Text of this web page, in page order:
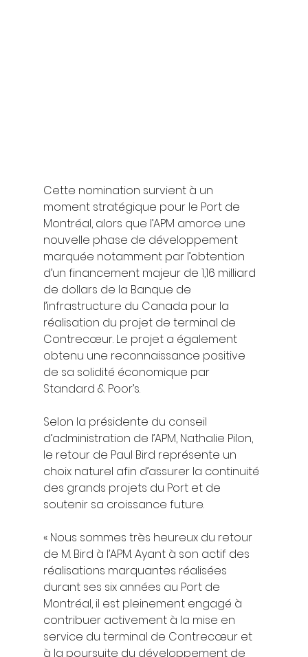
Cette nomination survient à un
moment stratégique pour le Port de
Montréal, alors que l’APM amorce une
nouvelle phase de développement
marquée notamment par l’obtention
d’un financement majeur de 1,16 milliard
de dollars de la Banque de
l’infrastructure du Canada pour la
réalisation du projet de terminal de
Contrecœur. Le projet a également
obtenu une reconnaissance positive
de sa solidité économique par
Standard & Poor’s.
Selon la présidente du conseil
d’administration de l’APM, Nathalie Pilon,
le retour de Paul Bird représente un
choix naturel afin d’assurer la continuité
des grands projets du Port et de
soutenir sa croissance future.
« Nous sommes très heureux du retour
de M. Bird à l’APM. Ayant à son actif des
réalisations marquantes réalisées
durant ses six années au Port de
Montréal, il est pleinement engagé à
contribuer activement à la mise en
service du terminal de Contrecœur et
à la poursuite du développement de